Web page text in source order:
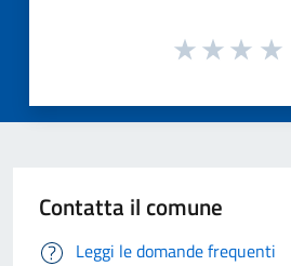
Contatta il comune
Leggi le domande frequenti